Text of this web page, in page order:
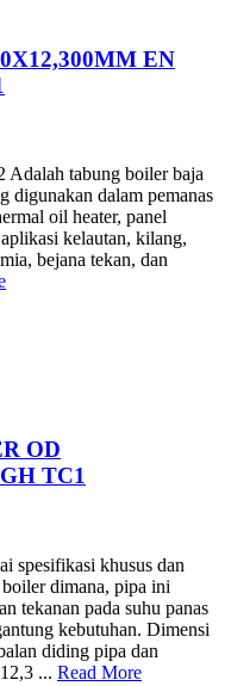
EN
tabung boiler baja
digunakan dalam pemanas
oil heater, panel
kelautan, kilang,
bejana tekan, dan
OD
TC1
spesifikasi khusus dan
dimana, pipa ini
tekanan pada suhu panas
kebutuhan. Dimensi
diding pipa dan
... Read More